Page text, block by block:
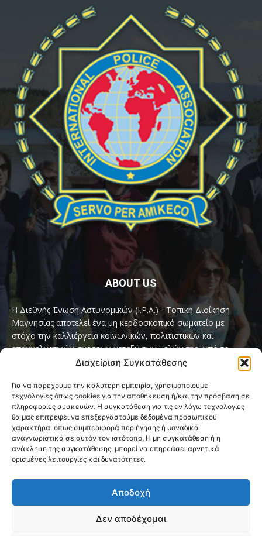
Διαχείριση Συγκατάθεσης
Για να παρέχουμε την καλύτερη εμπειρία, χρησιμοποιούμε
τεχνολογίες όπως cookies για την αποθήκευση ή/και την πρόσβαση σε
πληροφορίες συσκευών. Η συγκατάθεση για τις εν λόγω τεχνολογίες
θα μας επιτρέψει να επεξεργαστούμε δεδομένα προσωπικού
χαρακτήρα, όπως συμπεριφορά περιήγησης ή μοναδικά
αναγνωριστικά σε αυτόν τον ιστότοπο. Η μη συγκατάθεση ή η
ανάκληση της συγκατάθεσης, μπορεί να επηρεάσει αρνητικά
ορισμένες λειτουργίες και δυνατότητες.
Αποδοχή
Δεν αποδέχομαι
ABOUT US
Η Διεθνής Ένωση Αστυνομικών (I.P.A.) - Τοπική Διοίκηση
Μαγνησίας αποτελεί ένα μη κερδοσκοπικό σωματείο με
στόχο την καλλιέργεια κοινωνικών, πολιτιστικών και
επαγγελματικών σχέσεων μεταξύ των μελών της, υπό το
παγκόσμιο σύνθημα «Servo per Amikeco» (Υπηρετώ δια της
Contact us:ipamagnesia@gmail.com
FOLLOW US